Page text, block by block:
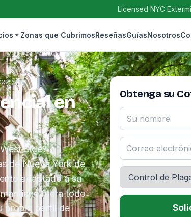
Licensed NYC
Zonas que CubrimosReseñasGuíasNosotros
Side
en
Side?
de Nueva York de
adaptado a su
fuera todo
propio perfil de
Obtenga su